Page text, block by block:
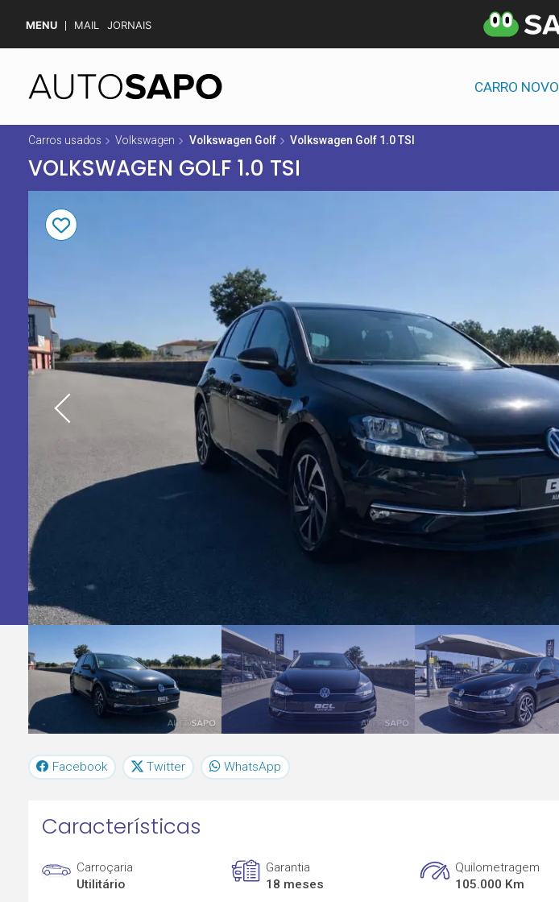
MENU MAIL JORNAIS
CARRO NOVO
Carros usados Volkswagen Volkswagen Golf Volkswagen Golf 1.0 TSI
VOLKSWAGEN GOLF 1.0 TSI
Facebook Twitter WhatsApp
Características
Carroçaria
Utilitário
Garantia
18 meses
Quilometragem
105.000 Km